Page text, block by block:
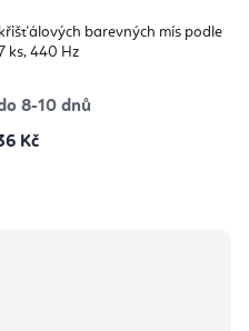
barevných mís podle
ks, 440 Hz
8-10 dnů
Kč